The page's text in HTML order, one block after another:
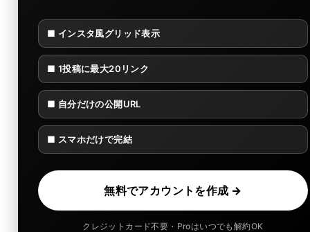
■ インスタ風グリッド表示
■ 1投稿に最大20リンク
■ 自分だけの公開URL
■ スマホだけで完結
無料でアカウントを作成 →
クレジットカード不要・Proはいつでも解約OK